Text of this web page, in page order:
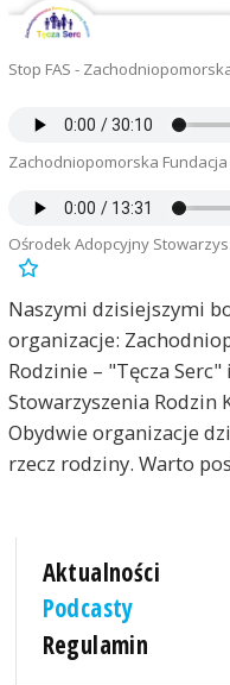
Stop FAS -
Zachodniopomorska
Ośrodek Adopcyjny
Naszymi dzisiejszymi
organizacje:
Rodzinie – "Tęcza
Stowarzyszenia Rodzin
Obydwie organizacje
rzecz rodziny. Warto
Aktualności
Podcasty
Regulamin